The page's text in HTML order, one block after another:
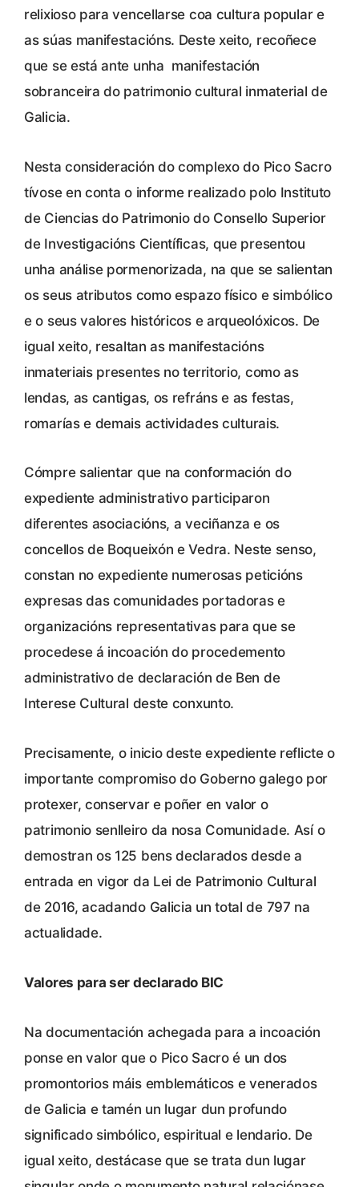
relixioso para vencellarse coa cultura popular e
as súas manifestacións. Deste xeito, recoñece
que se está ante unha manifestación
sobranceira do patrimonio cultural inmaterial de
Galicia.
Nesta consideración do complexo do Pico Sacro
tívose en conta o informe realizado polo Instituto
de Ciencias do Patrimonio do Consello Superior
de Investigacións Científicas, que presentou
unha análise pormenorizada, na que se salientan
os seus atributos como espazo físico e simbólico
e o seus valores históricos e arqueolóxicos. De
igual xeito, resaltan as manifestacións
inmateriais presentes no territorio, como as
lendas, as cantigas, os refráns e as festas,
romarías e demais actividades culturais.
Cómpre salientar que na conformación do
expediente administrativo participaron
diferentes asociacións, a veciñanza e os
concellos de Boqueixón e Vedra. Neste senso,
constan no expediente numerosas peticións
expresas das comunidades portadoras e
organizacións representativas para que se
procedese á incoación do procedemento
administrativo de declaración de Ben de
Interese Cultural deste conxunto.
Precisamente, o inicio deste expediente reflicte o
importante compromiso do Goberno galego por
protexer, conservar e poñer en valor o
patrimonio senlleiro da nosa Comunidade. Así o
demostran os 125 bens declarados desde a
entrada en vigor da Lei de Patrimonio Cultural
de 2016, acadando Galicia un total de 797 na
actualidade.
Valores para ser declarado BIC
Na documentación achegada para a incoación
ponse en valor que o Pico Sacro é un dos
promontorios máis emblemáticos e venerados
de Galicia e tamén un lugar dun profundo
significado simbólico, espiritual e lendario. De
igual xeito, destácase que se trata dun lugar